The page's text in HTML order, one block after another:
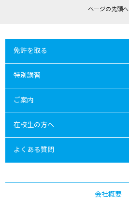
ページの先頭へ
免許を取る
特別講習
ご案内
在校生の方へ
よくある質問
会社概要